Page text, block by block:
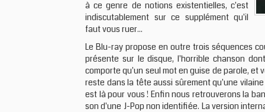
à ce genre de notions existentielles, c'est
indiscutablement sur ce supplément qu'il
faut vous ruer...
Le Blu-ray propose en outre trois séquences
présente sur le disque, l'horrible chanson
comporte qu'un seul mot en guise de parole, et
reste dans la tête aussi sûrement qu'une
est là pour vous ! Enfin nous retrouverons la
son d'une J-Pop non identifiée. La version